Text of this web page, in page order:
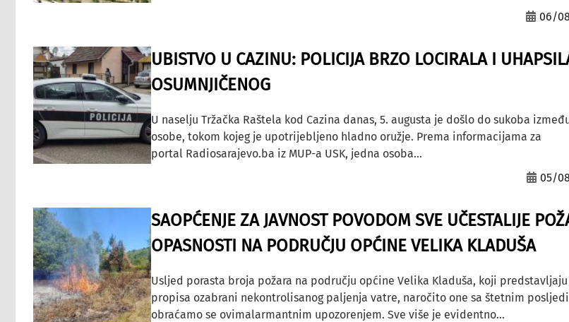
06/
UBISTVO U CAZINU: POLICIJA BRZO LOCIRALA I
OSUMNJIČENOG
U naselju Tržačka Raštela kod Cazina danas, 5. augusta je došlo do sukoba
osobe, tokom kojeg je upotrijebljeno hladno oružje. Prema informacijama za
portal Radiosarajevo.ba iz MUP-a USK, jedna osoba...
05/
SAOPĆENJE ZA JAVNOST POVODOM SVE UČESTALIJE
OPASNOSTI NA PODRUČJU OPĆINE VELIKA KLADUŠA
Usljed porasta broja požara na području općine Velika Kladuša, koji predstavljaju
propisa ozabrani nekontrolisanog paljenja vatre, naročito one sa štetnim
obraćamo se ovimalarmantnim upozorenjem. Sve više je evidentno...